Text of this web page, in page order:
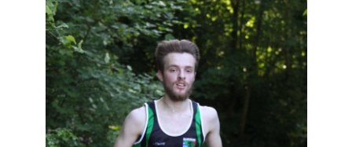
Règlement
Parcours
Résultats
Devenez bénévoles
Partenaires